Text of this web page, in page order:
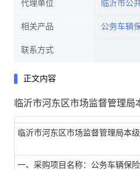
代理单位 临沂市公
相关产品 公务车辆
联系方式
正文内容
临沂市河东区市场监督管理
临沂市河东区市场监督管理局本
一、采购项目名称：公务车辆保